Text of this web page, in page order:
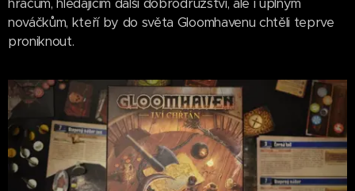
hráčům, hledajícím další dobrodružství, ale i úplným
nováčkům, kteří by do světa Gloomhavenu chtěli teprve
proniknout.